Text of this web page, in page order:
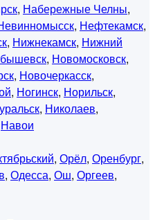
, Набережные Челны,
, Нефтекамск,
, Нижнекамск, Нижний
, Новомосковск,
, Новочеркасск,
, Ногинск, Норильск,
, Николаев,
Навои
, Орёл, Оренбург,
, Одесса, Ош, Оргеев,